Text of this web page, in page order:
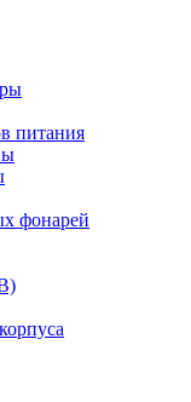
питания
фонарей